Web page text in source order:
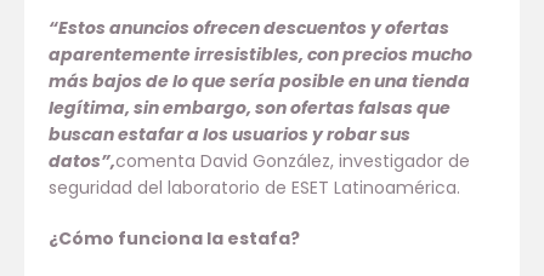
“Estos anuncios ofrecen descuentos y ofertas
aparentemente irresistibles, con precios mucho
más bajos de lo que sería posible en una tienda
legítima, sin embargo, son ofertas falsas que
buscan estafar a los usuarios y robar sus
datos”,comenta David González, investigador de
seguridad del laboratorio de ESET Latinoamérica.
¿Cómo funciona la estafa?